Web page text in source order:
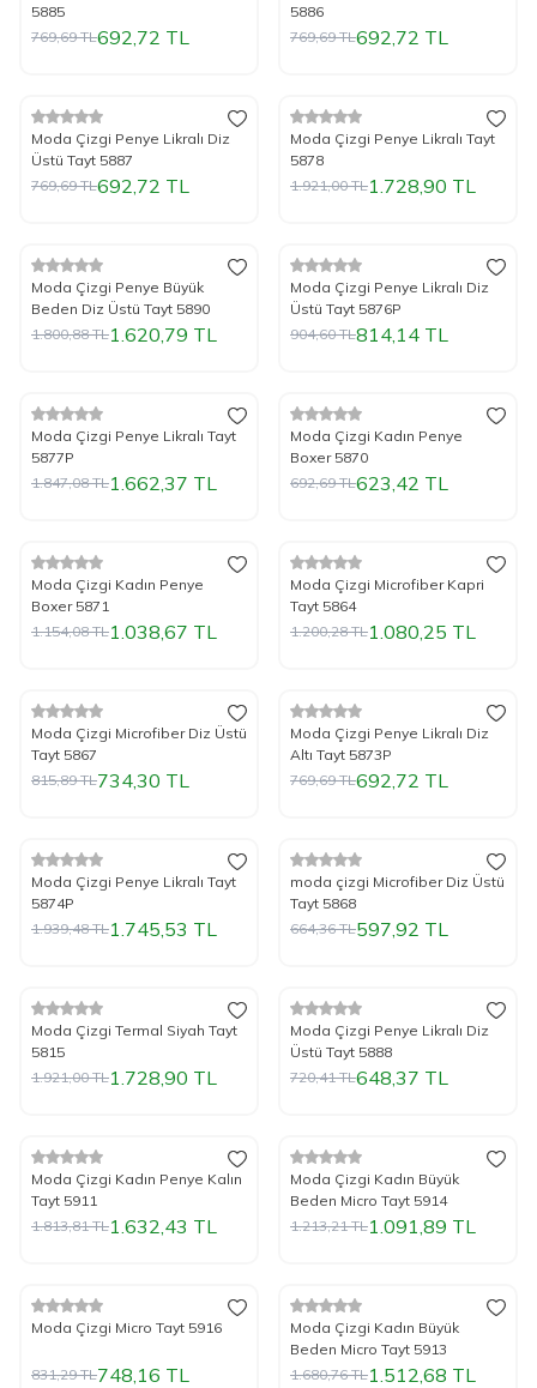
5885
769,69TL692,72 TL
5886
769,69TL692,72 TL
%10İndirim
Yeni
Moda Çizgi Penye Likralı Diz
Üstü Tayt 5887
769,69TL692,72 TL
%10İndirim
Yeni
Moda Çizgi Penye Likralı Tayt
5878
1.921,00TL1.728,90 TL
%10İndirim
Yeni
Moda Çizgi Penye Büyük
Beden Diz Üstü Tayt 5890
1.800,88TL1.620,79 TL
%10İndirim
Yeni
Moda Çizgi Penye Likralı Diz
Üstü Tayt 5876P
904,60TL814,14 TL
%10İndirim
Yeni
Moda Çizgi Penye Likralı Tayt
5877P
1.847,08TL1.662,37 TL
%10İndirim
Yeni
Moda Çizgi Kadın Penye
Boxer 5870
692,69TL623,42 TL
%10İndirim
Yeni
Moda Çizgi Kadın Penye
Boxer 5871
1.154,08TL1.038,67 TL
%10İndirim
Yeni
Moda Çizgi Microfiber Kapri
Tayt 5864
1.200,28TL1.080,25 TL
%10İndirim
Yeni
Moda Çizgi Microfiber Diz Üstü
Tayt 5867
815,89TL734,30 TL
%10İndirim
Yeni
Moda Çizgi Penye Likralı Diz
Altı Tayt 5873P
769,69TL692,72 TL
%10İndirim
Yeni
Moda Çizgi Penye Likralı Tayt
5874P
1.939,48TL1.745,53 TL
%10İndirim
Yeni
moda çizgi Microfiber Diz Üstü
Tayt 5868
664,36TL597,92 TL
%10İndirim
Yeni
Moda Çizgi Termal Siyah Tayt
5815
1.921,00TL1.728,90 TL
%10İndirim
Yeni
Moda Çizgi Penye Likralı Diz
Üstü Tayt 5888
720,41TL648,37 TL
%10İndirim
Yeni
Moda Çizgi Kadın Penye Kalın
Tayt 5911
1.813,81TL1.632,43 TL
%10İndirim
Yeni
Moda Çizgi Kadın Büyük
Beden Micro Tayt 5914
1.213,21TL1.091,89 TL
%10İndirim
Yeni
Moda Çizgi Micro Tayt 5916
831,29TL748,16 TL
%10İndirim
Yeni
Moda Çizgi Kadın Büyük
Beden Micro Tayt 5913
1.680,76TL1.512,68 TL